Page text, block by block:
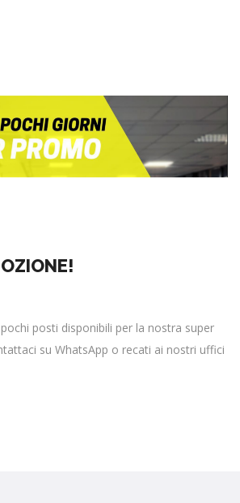
posti disponibili per la nostra super
su WhatsApp o recati ai nostri uffici